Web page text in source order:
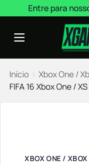
Pular para o
Entre para
Início › Xbox One /
FIFA 16 Xbox One /
XBOX ONE /